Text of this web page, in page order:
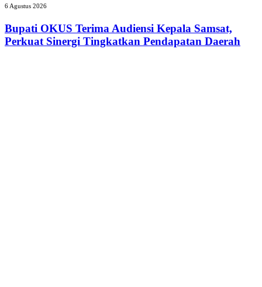
Lewat
Transformasi
Digital
Bupati
Terima
Audiensi
Kepala
6 Agustus 2026
Bupati OKUS Terima Audiensi Kepala Samsat,
Perkuat Sinergi Tingkatkan Pendapatan Daerah